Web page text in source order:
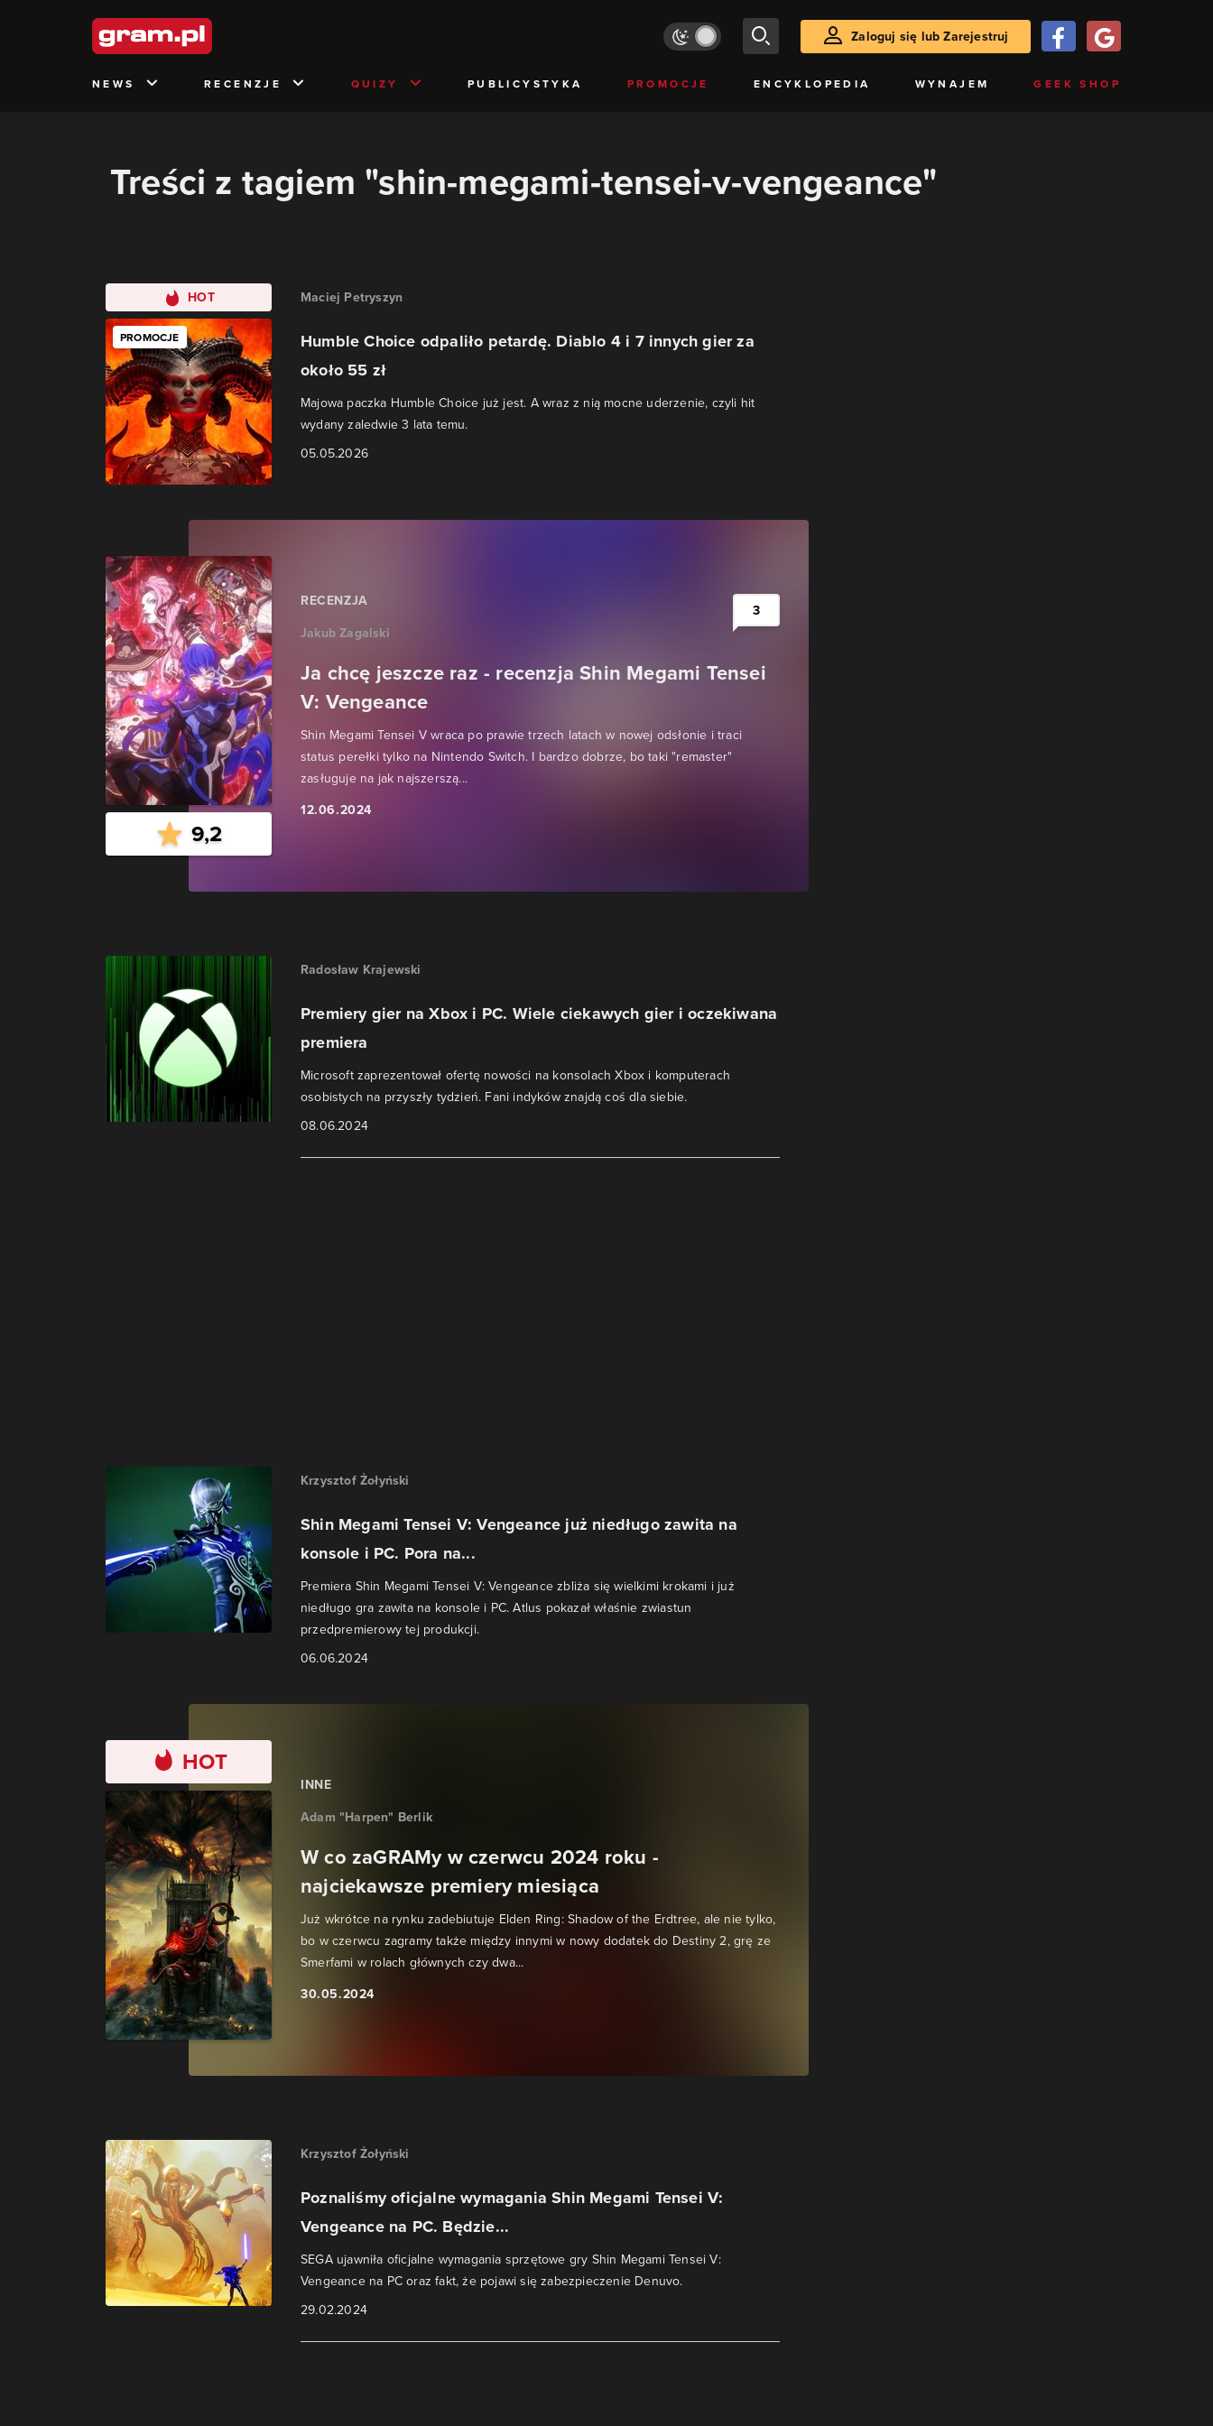
Zaloguj się lub Zarejestruj
NEWS RECENZJE QUIZY PUBLICYSTYKA PROMOCJE ENCYKLOPEDIA WYNAJEM GEEK SHOP
Treści z tagiem "shin-megami-tensei-v-vengeance"
HOT
PROMOCJE
Maciej Petryszyn
Humble Choice odpaliło petardę. Diablo 4 i 7 innych gier za
około 55 zł
Majowa paczka Humble Choice już jest. A wraz z nią mocne uderzenie, czyli hit
wydany zaledwie 3 lata temu.
05.05.2026
9,2
RECENZJA
Jakub Zagalski
Ja chcę jeszcze raz - recenzja Shin Megami Tensei
V: Vengeance
Shin Megami Tensei V wraca po prawie trzech latach w nowej odsłonie i traci
status perełki tylko na Nintendo Switch. I bardzo dobrze, bo taki "remaster"
zasługuje na jak najszerszą...
12.06.2024
3
Radosław Krajewski
Premiery gier na Xbox i PC. Wiele ciekawych gier i oczekiwana
premiera
Microsoft zaprezentował ofertę nowości na konsolach Xbox i komputerach
osobistych na przyszły tydzień. Fani indyków znajdą coś dla siebie.
08.06.2024
Krzysztof Żołyński
Shin Megami Tensei V: Vengeance już niedługo zawita na
konsole i PC. Pora na...
Premiera Shin Megami Tensei V: Vengeance zbliża się wielkimi krokami i już
niedługo gra zawita na konsole i PC. Atlus pokazał właśnie zwiastun
przedpremierowy tej produkcji.
06.06.2024
HOT
INNE
Adam "Harpen" Berlik
W co zaGRAMy w czerwcu 2024 roku -
najciekawsze premiery miesiąca
Już wkrótce na rynku zadebiutuje Elden Ring: Shadow of the Erdtree, ale nie tylko,
bo w czerwcu zagramy także między innymi w nowy dodatek do Destiny 2, grę ze
Smerfami w rolach głównych czy dwa...
30.05.2024
Krzysztof Żołyński
Poznaliśmy oficjalne wymagania Shin Megami Tensei V:
Vengeance na PC. Będzie...
SEGA ujawniła oficjalne wymagania sprzętowe gry Shin Megami Tensei V:
Vengeance na PC oraz fakt, że pojawi się zabezpieczenie Denuvo.
29.02.2024